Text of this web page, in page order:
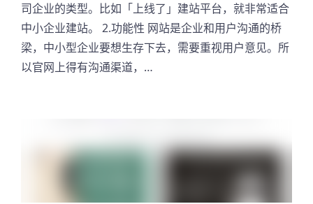
司企业的类型。比如「上线了」建站平台，就非常适合
中小企业建站。 2.功能性 网站是企业和用户沟通的桥
梁，中小型企业要想生存下去，需要重视用户意见。所
以官网上得有沟通渠道，…